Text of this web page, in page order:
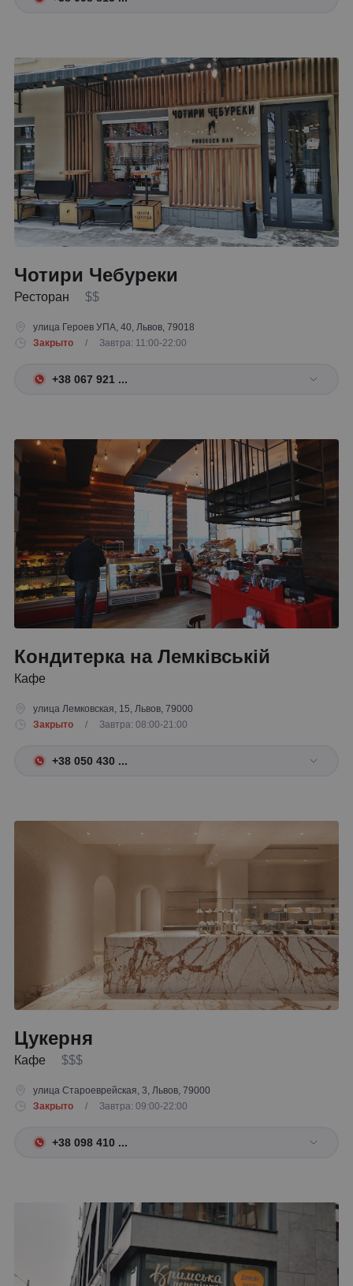
Чотири Чебуреки
Ресторан $$
улица Героев УПА, 40, Львов, 79018
Закрыто
/ Завтра: 11:00-22:00
+38 067 921 ...
Кондитерка на Лемківській
Кафе
улица Лемковская, 15, Львов, 79000
Закрыто
/ Завтра: 08:00-21:00
+38 050 430 ...
Цукерня
Кафе $$$
улица Староеврейская, 3, Львов, 79000
Закрыто
/ Завтра: 09:00-22:00
+38 098 410 ...